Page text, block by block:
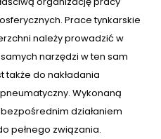
Prace tynkarskie
należy prowadzić w
narzędzi w ten sam
także do nakładania
Wykonaną
działaniem
pełnego związania.